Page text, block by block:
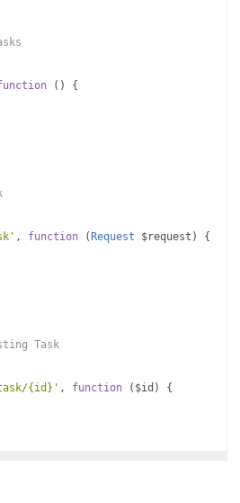
()
{
, function ( Request $request )
{
Task
{id}' , function ( $id )
{